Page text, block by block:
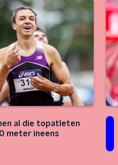
al die topatleten
meter ineens